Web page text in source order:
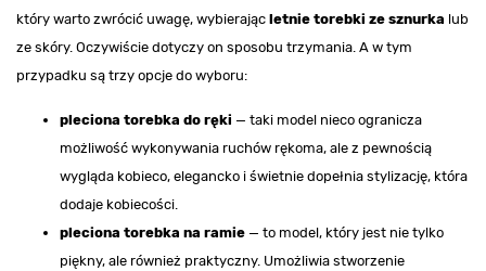
który warto zwrócić uwagę, wybierając letnie torebki ze sznurka lub
ze skóry. Oczywiście dotyczy on sposobu trzymania. A w tym
przypadku są trzy opcje do wyboru:
pleciona torebka do ręki — taki model nieco ogranicza
możliwość wykonywania ruchów rękoma, ale z pewnością
wygląda kobieco, elegancko i świetnie dopełnia stylizację, która
dodaje kobiecości.
pleciona torebka na ramie — to model, który jest nie tylko
piękny, ale również praktyczny. Umożliwia stworzenie